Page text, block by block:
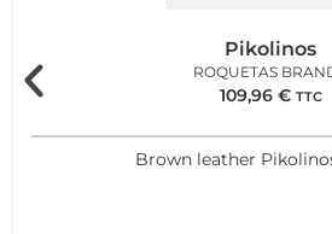
Pikolinos
ROQUETAS
109,96 € TTC
Brown leather